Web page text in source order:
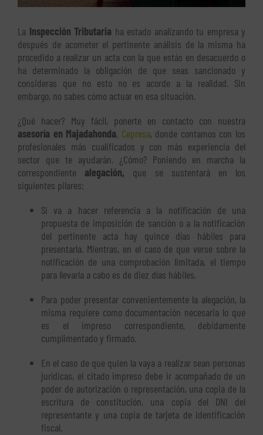
La Inspección Tributaria ha estado analizando tu empresa y
después de acometer el pertinente análisis de la misma ha
procedido a realizar un acta con la que estás en desacuerdo o
ha determinado la obligación de que seas sancionado y
consideras que no esto no es acorde a la realidad. Sin
embargo, no sabes cómo actuar en esa situación.
¿Qué hacer? Muy fácil, ponerte en contacto con nuestra
asesoría en Majadahonda, Cepresa, donde contamos con los
profesionales más cualificados y con más experiencia del
sector que te ayudarán. ¿Cómo? Poniendo en marcha la
correspondientealegación, que se sustentará en los
siguientes pilares:
Si va a hacer referencia a la notificación de una
propuesta de imposición de sanción o a la notificación
del pertinente acta hay quince días hábiles para
presentarla. Mientras, en el caso de que verse sobre la
notificación de una comprobación limitada, el tiempo
para llevarla a cabo es de diez días hábiles.
Para poder presentar convenientemente la alegación, la
misma requiere como documentación necesaria lo que
es el impreso correspondiente, debidamente
cumplimentado y firmado.
En el caso de que quien la vaya a realizar sean personas
jurídicas, el citado impreso debe ir acompañado de un
poder de autorización o representación, una copia de la
escritura de constitución, una copia del DNI del
representante y una copia de tarjeta de identificación
fiscal.